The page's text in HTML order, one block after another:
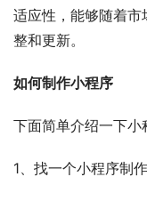
适应性，能够随着
整和更新。
如何制作小程序
下面简单介绍一下小
1、找一个小程序制作